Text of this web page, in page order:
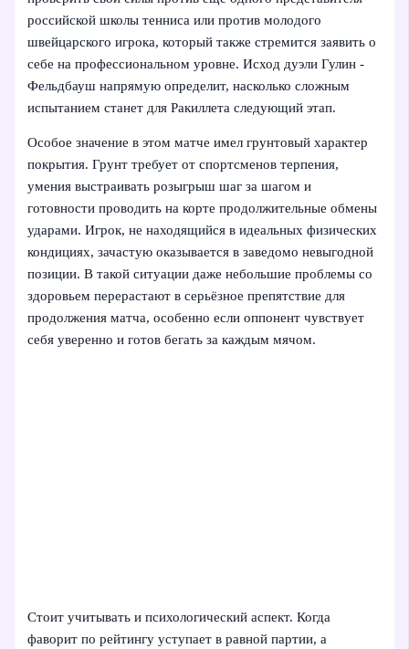
российской школы тенниса или против молодого
швейцарского игрока, который также стремится заявить о
себе на профессиональном уровне. Исход дуэли Гулин -
Фельдбауш напрямую определит, насколько сложным
испытанием станет для Ракиллета следующий этап.
Особое значение в этом матче имел грунтовый характер
покрытия. Грунт требует от спортсменов терпения,
умения выстраивать розыгрыш шаг за шагом и
готовности проводить на корте продолжительные обмены
ударами. Игрок, не находящийся в идеальных физических
кондициях, зачастую оказывается в заведомо невыгодной
позиции. В такой ситуации даже небольшие проблемы со
здоровьем перерастают в серьёзное препятствие для
продолжения матча, особенно если оппонент чувствует
себя уверенно и готов бегать за каждым мячом.
Стоит учитывать и психологический аспект. Когда
фаворит по рейтингу уступает в равной партии, а